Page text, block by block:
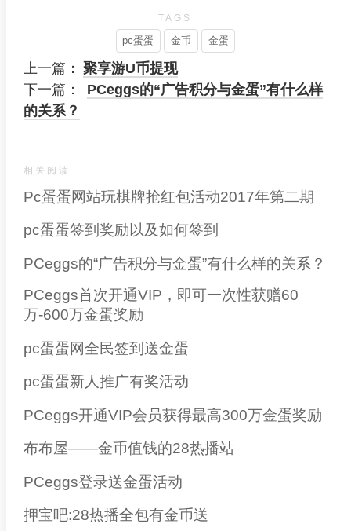
TAGS
pc蛋蛋 金币 金蛋
上一篇： 聚享游U币提现
下一篇：
PCeggs的“广告积分与金蛋”有什么样
的关系？
相关阅读
Pc蛋蛋网站玩棋牌抢红包活动2017年第二期
pc蛋蛋签到奖励以及如何签到
PCeggs的“广告积分与金蛋”有什么样的关系？
PCeggs首次开通VIP，即可一次性获赠60
万-600万金蛋奖励
pc蛋蛋网全民签到送金蛋
pc蛋蛋新人推广有奖活动
PCeggs开通VIP会员获得最高300万金蛋奖励
布布屋——金币值钱的28热播站
PCeggs登录送金蛋活动
押宝吧:28热播全包有金币送